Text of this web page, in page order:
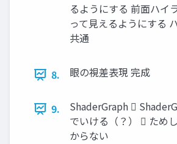
るようにする 前面ハイ
って見えるようにする
共通
8. 眼の視差表現 完成
9.
ShaderGraph 
でいける（？）  ため
からない